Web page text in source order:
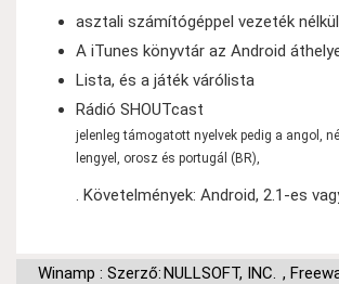
asztali számítógéppel vezeték
A iTunes könyvtár az Android
Lista, és a játék várólista
Rádió SHOUTcast
jelenleg támogatott nyelvek pedig a angol,
lengyel, orosz és portugál (BR),
. Követelmények: Android, 2.1-es
Winamp : Szerző:NULLSOFT, INC. ,